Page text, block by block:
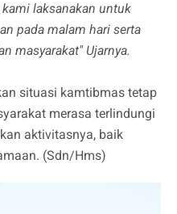
laksanakan untuk
pada malam hari serta
masyarakat" Ujarnya.
situasi kamtibmas tetap
merasa terlindungi
aktivitasnya, baik
(Sdn/Hms)